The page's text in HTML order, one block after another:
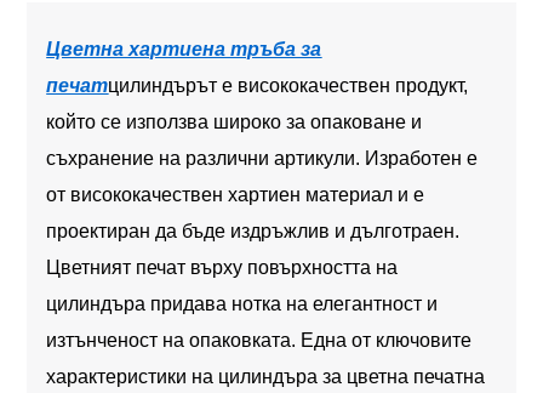
Цветна хартиена тръба за
печатцилиндърът е висококачествен продукт,
който се използва широко за опаковане и
съхранение на различни артикули. Изработен е
от висококачествен хартиен материал и е
проектиран да бъде издръжлив и дълготраен.
Цветният печат върху повърхността на
цилиндъра придава нотка на елегантност и
изтънченост на опаковката. Една от ключовите
характеристики на цилиндъра за цветна печатна